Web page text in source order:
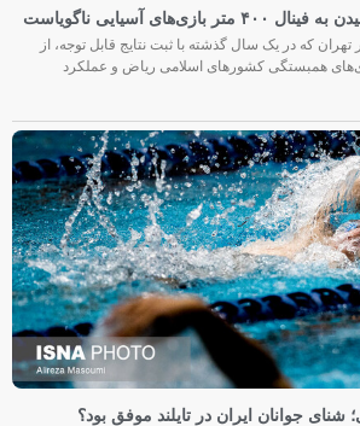
آسیایی ناگویاست
که در یک سال گذشته با ثبت نتایج قابل توجه، از
همبستگی کشورهای اسلامی ریاض و عملکرد
جوانان ایران در تایلند موفق بود؟